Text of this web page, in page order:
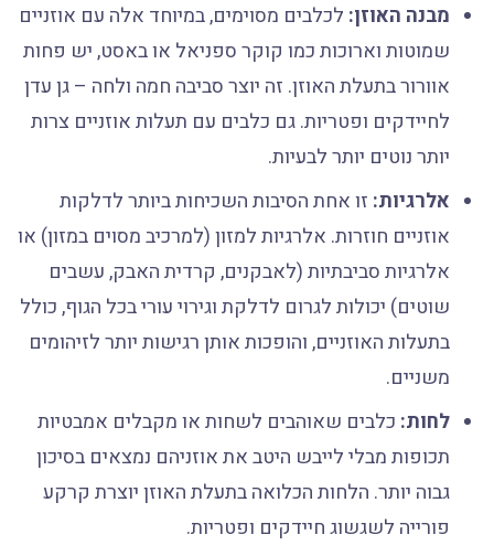
מבנה האוזן:לכלבים מסוימים, במיוחד אלה עם אוזניים
שמוטות וארוכות כמו קוקר ספניאל או באסט, יש פחות
אוורור בתעלת האוזן. זה יוצר סביבה חמה ולחה – גן עדן
לחיידקים ופטריות. גם כלבים עם תעלות אוזניים צרות
יותר נוטים יותר לבעיות.
אלרגיות:זו אחת הסיבות השכיחות ביותר לדלקות
אוזניים חוזרות. אלרגיות למזון (למרכיב מסוים במזון) או
אלרגיות סביבתיות (לאבקנים, קרדית האבק, עשבים
שוטים) יכולות לגרום לדלקת וגירוי עורי בכל הגוף, כולל
בתעלות האוזניים, והופכות אותן רגישות יותר לזיהומים
משניים.
לחות:כלבים שאוהבים לשחות או מקבלים אמבטיות
תכופות מבלי לייבש היטב את אוזניהם נמצאים בסיכון
גבוה יותר. הלחות הכלואה בתעלת האוזן יוצרת קרקע
פורייה לשגשוג חיידקים ופטריות.